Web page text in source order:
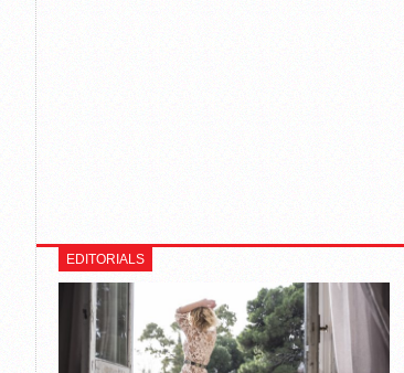
EDITORIALS